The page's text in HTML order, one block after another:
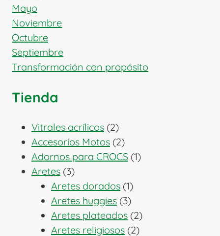
Mayo
Noviembre
Octubre
Septiembre
Transformación con propósito
Tienda
Vitrales acrílicos 22
productos
Accesorios Motos 22
productos
Adornos para CROCS 11
Aretes 33
productos
Aretes dorados 11
producto
Aretes huggies 33
productos
Aretes plateados 22
productos
Aretes religiosos 22